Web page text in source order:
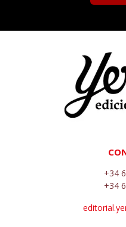
+34
+34